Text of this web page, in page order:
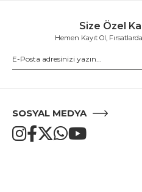
Size Özel
Hemen Kayıt Ol,
SOSYAL MEDYA